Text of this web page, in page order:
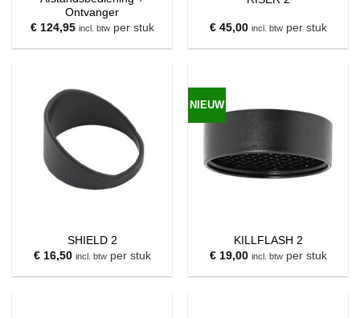
Ontvanger
€124,95 incl. btwper stuk €45,00 incl. btwper stuk
SHIELD 2
€16,50 incl. btwper stuk
NIEUW
KILLFLASH 2
€19,00 incl. btwper stuk